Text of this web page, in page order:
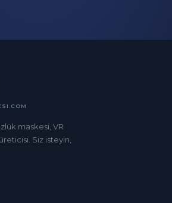
maskesi, VR
Siz isteyin,